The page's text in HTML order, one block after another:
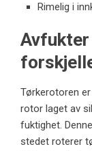
Rimelig i
Tørkerotoren
rotor laget av
fuktighet.
stedet roterer